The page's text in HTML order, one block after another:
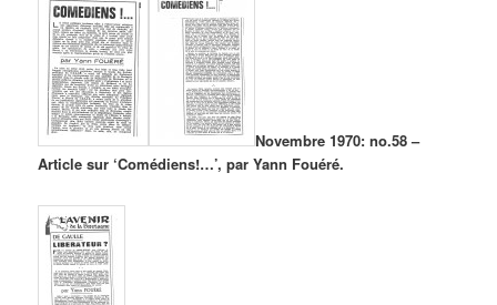
Novembre 1970: no.58 –
Article sur ‘Comédiens!…’, par Yann Fouéré.